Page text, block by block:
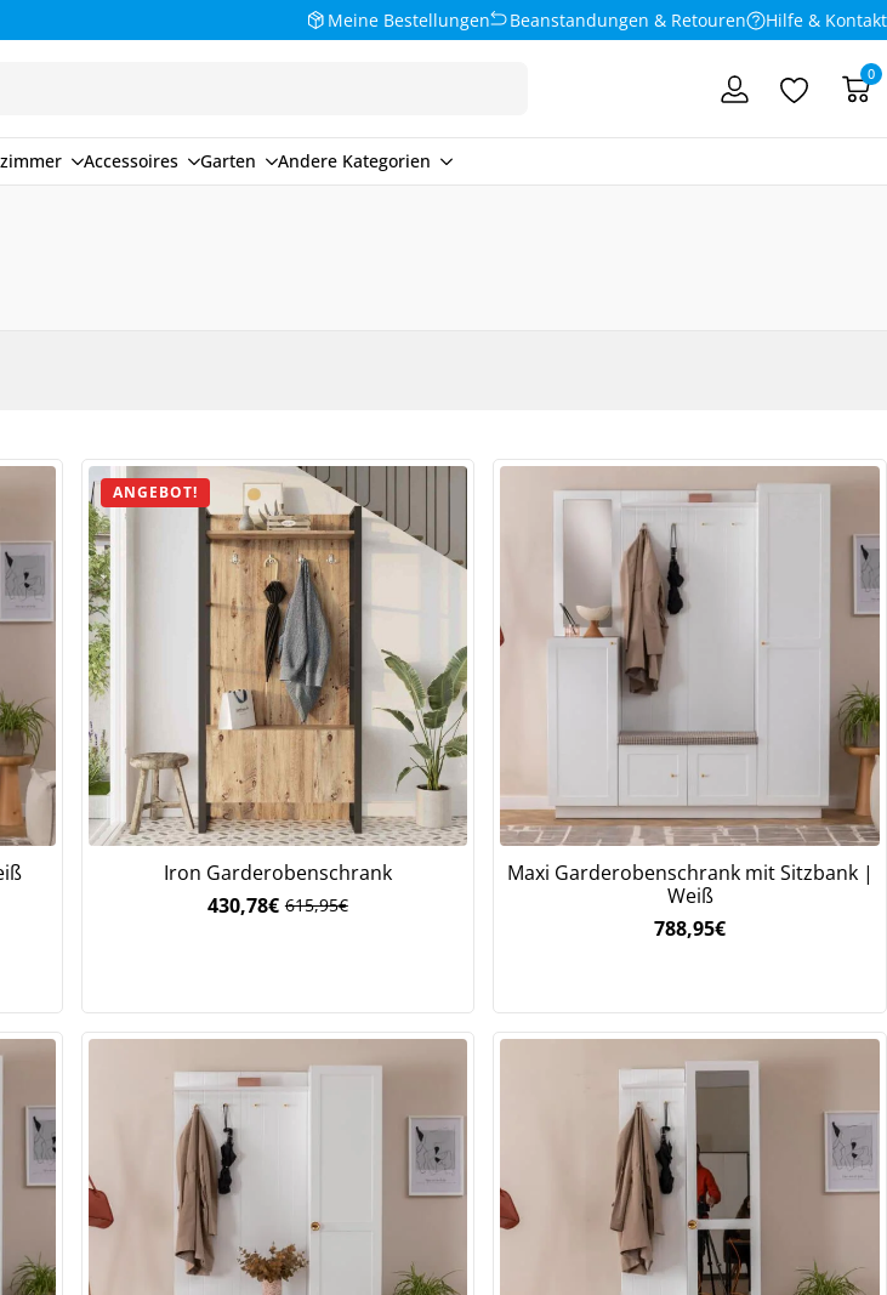
Meine Bestellungen Beanstandungen & Retouren Hilfe & Kontakt
0
Accessoires Garten Andere Kategorien
ANGEBOT!
Iron Garderobenschrank
615,95€
Ursprünglicher
430,78€Aktueller
Maxi Garderobenschrank mit Sitzbank |
Weiß
788,95€